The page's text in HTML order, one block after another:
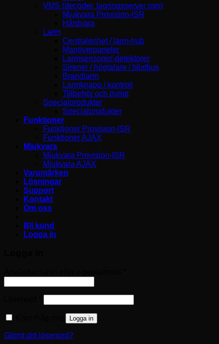
VMS (decoder, lagringsserver mm)
Mjukvara Provision-ISR
Hårdvara
Larm
Centralenhet / larm-hub
Manöverpaneler
Larmsensorer/-detektorer
Sirener / högtalare / blixtljus
Brandlarm
Larmknapp / kontroll
Tillbehör och övrigt
Specialprodukter
Specialprodukter
Funktioner
Funktioner Provision-ISR
Funktioner AJAX
Mjukvara
Mjukvara Provision-ISR
Mjukvara AJAX
Varumärken
Lösningar
Support
Kontakt
Om oss
Bli kund
Logga in
Logga in
Glömt ditt lösenord?